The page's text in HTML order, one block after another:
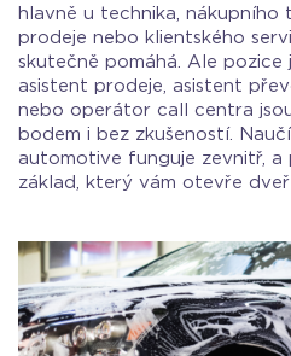
hlavně u technika, nákupního
prodeje nebo klientského
skutečně pomáhá. Ale pozice
asistent prodeje, asistent
nebo operátor call centra
bodem i bez zkušeností.
automotive funguje zevnitř, a
základ, který vám otevře